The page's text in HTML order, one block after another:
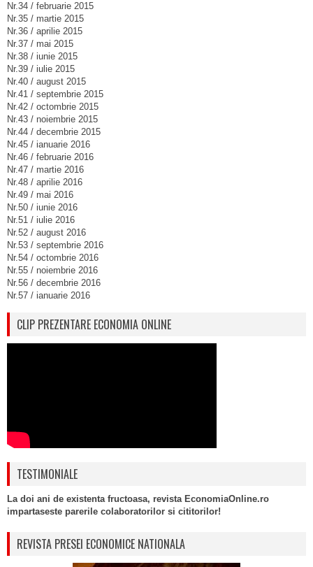
Nr.34 / februarie 2015
Nr.35 / martie 2015
Nr.36 / aprilie 2015
Nr.37 / mai 2015
Nr.38 / iunie 2015
Nr.39 / iulie 2015
Nr.40 / august 2015
Nr.41 / septembrie 2015
Nr.42 / octombrie 2015
Nr.43 / noiembrie 2015
Nr.44 / decembrie 2015
Nr.45 / ianuarie 2016
Nr.46 / februarie 2016
Nr.47 / martie 2016
Nr.48 / aprilie 2016
Nr.49 / mai 2016
Nr.50 / iunie 2016
Nr.51 / iulie 2016
Nr.52 / august 2016
Nr.53 / septembrie 2016
Nr.54 / octombrie 2016
Nr.55 / noiembrie 2016
Nr.56 / decembrie 2016
Nr.57 / ianuarie 2016
CLIP PREZENTARE ECONOMIA ONLINE
TESTIMONIALE
La doi ani de existenta fructoasa, revista EconomiaOnline.ro
impartaseste parerile colaboratorilor si cititorilor!
REVISTA PRESEI ECONOMICE NATIONALA